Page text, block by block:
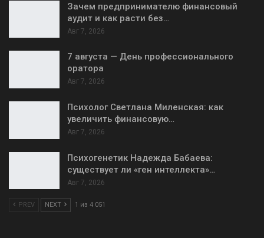
Зачем предпринимателю финансовый
аудит и как расти без…
Авг 7, 2026
7 августа — День профессионального
оратора
Авг 7, 2026
Психолог Светлана Миленская: как
увеличить финансовую…
Авг 7, 2026
Психогенетик Надежда Бабаева:
существует ли «ген интеллекта»…
Авг 7, 2026
PREV NEXT 1 из 4 051